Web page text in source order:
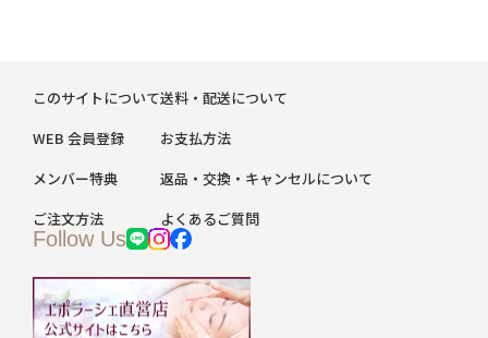
このサイトについて
WEB 会員登録
メンバー特典
ご注文方法
送料・配送について
お支払方法
返品・交換・キャンセルについて
よくあるご質問
Follow Us